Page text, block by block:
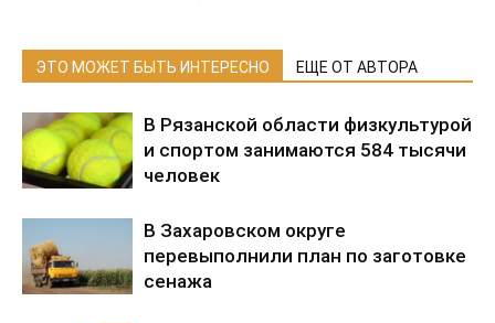
ЭТО МОЖЕТ БЫТЬ ИНТЕРЕСНО ЕЩЕ ОТ АВТОРА
В Рязанской области физкультурой
и спортом занимаются 584 тысячи
человек
В Захаровском округе
перевыполнили план по заготовке
сенажа